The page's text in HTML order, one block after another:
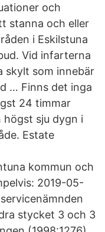
och
stanna och eller
i Eskilstuna
Vid infarterna
skylt som innebär
… Finns det inga
24 timmar
sju dygn i
Estate
kommun och
2019-05-
stycket 3 och 3